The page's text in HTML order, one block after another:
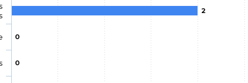
2
0
0